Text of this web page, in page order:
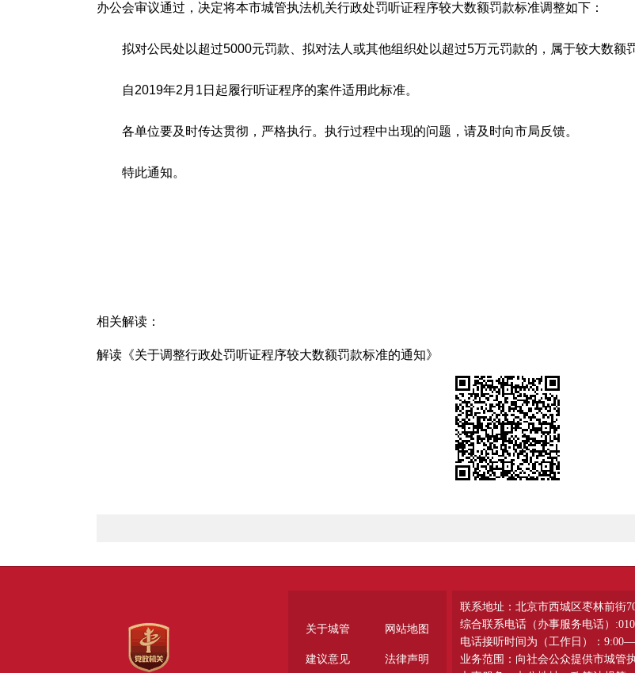
办公会审议通过，决定将本市城管执法机关行政处罚听证程序较大数额罚款标准调整如下：
拟对公民处以超过5000元罚款、拟对法人或其他组织处以超过5万元罚款的，属于较大数额
自2019年2月1日起履行听证程序的案件适用此标准。
各单位要及时传达贯彻，严格执行。执行过程中出现的问题，请及时向市局反馈。
特此通知。
相关解读：
解读《关于调整行政处罚听证程序较大数额罚款标准的通知》
关于城管 网站地图
建议意见 法律声明
联系地址：北京市西城区枣林前街
综合联系电话（办事服务电话）
电话接听时间为（工作日）：
业务范围：向社会公众提供市城管